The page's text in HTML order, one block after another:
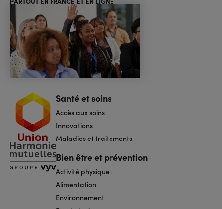
Navigation
de
page
Santé et soins
Accès aux soins
Innovations
Maladies et traitements
Bien être et prévention
Activité physique
Alimentation
Environnement